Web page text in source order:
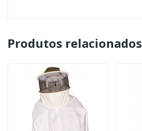
Produtos relacionados